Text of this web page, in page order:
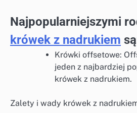
Najpopularniejszymi
krówek z nadrukiem
Krówki offsetowe:
jeden z najbardziej
krówek z nadrukiem.
Zalety i wady krówek z